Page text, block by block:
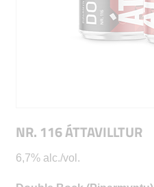
NR. 116 ÁTTAVILLTUR
6,7% alc./vol.